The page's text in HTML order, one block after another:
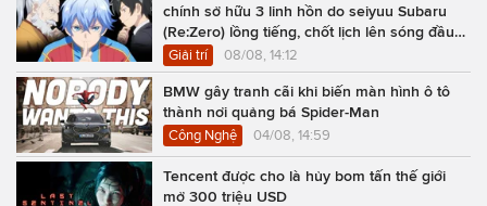
chính sở hữu 3 linh hồn do seiyuu Subaru
(Re:Zero) lồng tiếng, chốt lịch lên sóng đầu
năm 2027
Giải trí 08/08, 14:12
BMW gây tranh cãi khi biến màn hình ô tô
thành nơi quảng bá Spider-Man
Công Nghệ 04/08, 14:59
Tencent được cho là hủy bom tấn thế giới
mở 300 triệu USD